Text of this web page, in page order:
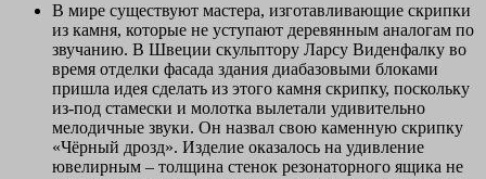
В мире существуют мастера, изготавливающие скрипки
из камня, которые не уступают деревянным аналогам по
звучанию. В Швеции скульптору Ларсу Виденфалку во
время отделки фасада здания диабазовыми блоками
пришла идея сделать из этого камня скрипку, поскольку
из-под стамески и молотка вылетали удивительно
мелодичные звуки. Он назвал свою каменную скрипку
«Чёрный дрозд». Изделие оказалось на удивление
ювелирным – толщина стенок резонаторного ящика не